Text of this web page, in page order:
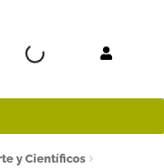
y Científicos